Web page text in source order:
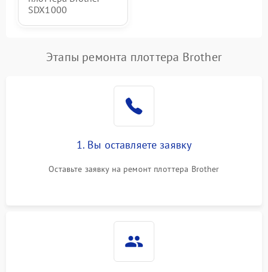
SDX1000
Этапы ремонта плоттера Brother
1. Вы оставляете заявку
Оставьте заявку на ремонт плоттера Brother